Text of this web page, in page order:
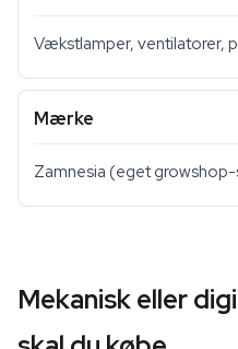
Vækstlamper, ventilatorer,
Mærke
Zamnesia (eget
Mekanisk eller